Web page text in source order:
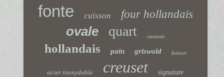
fonte cuisson four hollandais
ovale quart casserole
hollandais pain griswold faitout
acier inoxydable creuset signature